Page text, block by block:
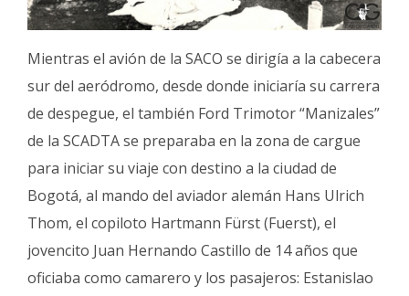
Mientras el avión de la SACO se dirigía a la cabecera
sur del aeródromo, desde donde iniciaría su carrera
de despegue, el también Ford Trimotor “Manizales”
de la SCADTA se preparaba en la zona de cargue
para iniciar su viaje con destino a la ciudad de
Bogotá, al mando del aviador alemán Hans Ulrich
Thom, el copiloto Hartmann Fürst (Fuerst), el
jovencito Juan Hernando Castillo de 14 años que
oficiaba como camarero y los pasajeros: Estanislao